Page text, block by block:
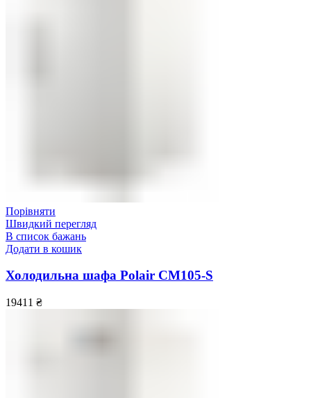
Порівняти
Швидкий перегляд
В список бажань
Додати в кошик
Холодильна шафа Polair CM105-S
19411 ₴